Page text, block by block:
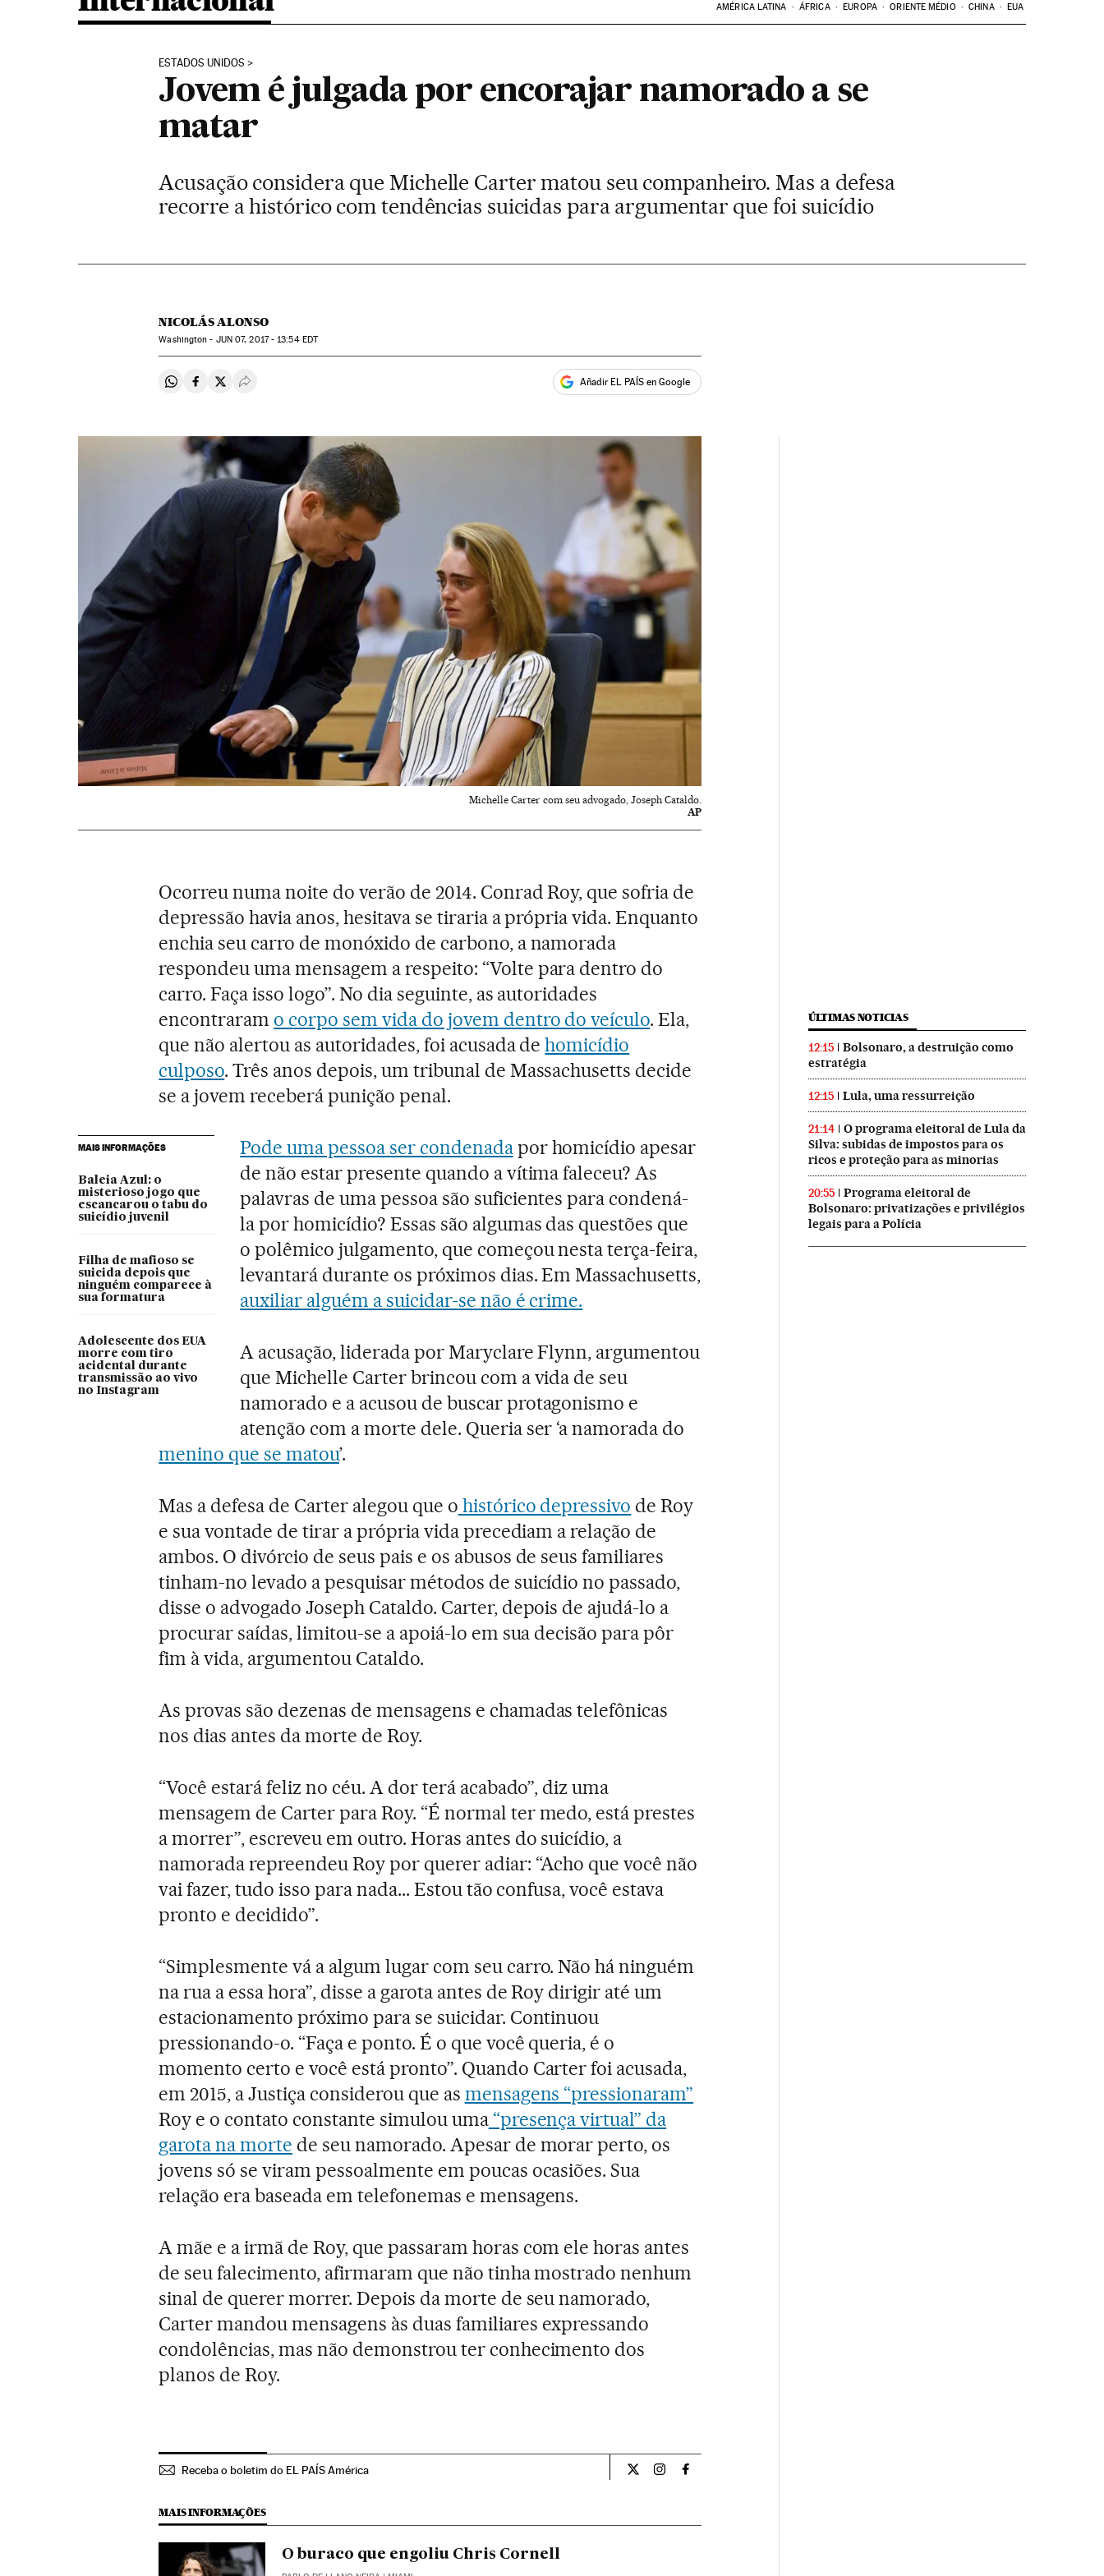
AMÉRICA LATINA ÁFRICA EUROPA ORIENTE MÉDIO CHINA EUA
ESTADOS UNIDOS
Jovem é julgada por encorajar namorado a se
matar
Acusação considera que Michelle Carter matou seu companheiro. Mas a defesa
recorre a histórico com tendências suicidas para argumentar que foi suicídio
NICOLÁS ALONSO
Washington - JUN07, 2017 - 13:54EDT
Compartir en Whatsapp
Compartir en Facebook
Compartir en Twitter
Desplegar Redes Sociales Añadir EL PAÍS en Google
Michelle Carter com seu advogado, Joseph Cataldo.
AP
Ocorreu numa noite do verão de 2014. Conrad Roy, que sofria de
depressão havia anos, hesitava se tiraria a própria vida. Enquanto
enchia seu carro de monóxido de carbono, a namorada
respondeu uma mensagem a respeito: “Volte para dentro do
carro. Faça isso logo”. No dia seguinte, as autoridades
encontraram o corpo sem vida do jovem dentro do veículo. Ela,
que não alertou as autoridades, foi acusada dehomicídio
culposo. Três anos depois, um tribunal de Massachusetts decide
se a jovem receberá punição penal.
MAIS INFORMAÇÕES
Baleia Azul: o
misterioso jogo que
escancarou o tabu do
suicídio juvenil
Filha de mafioso se
suicida depois que
ninguém comparece à
sua formatura
Adolescente dos EUA
morre com tiro
acidental durante
transmissão ao vivo
no Instagram
Pode uma pessoa ser condenadapor homicídio apesar
de não estar presente quando a vítima faleceu? As
palavras de uma pessoa são suficientes para condená-
la por homicídio? Essas são algumas das questões que
o polêmico julgamento, que começou nesta terça-feira,
levantará durante os próximos dias. Em Massachusetts,
auxiliar alguém a suicidar-se não é crime.
A acusação, liderada por Maryclare Flynn, argumentou
que Michelle Carter brincou com a vida de seu
namorado e a acusou de buscar protagonismo e
atenção com a morte dele. Queria ser ‘a namorada do
menino que se matou’.
Mas a defesa de Carter alegou que o histórico depressivo de Roy
e sua vontade de tirar a própria vida precediam a relação de
ambos. O divórcio de seus pais e os abusos de seus familiares
tinham-no levado a pesquisar métodos de suicídio no passado,
disse o advogado Joseph Cataldo. Carter, depois de ajudá-lo a
procurar saídas, limitou-se a apoiá-lo em sua decisão para pôr
fim à vida, argumentou Cataldo.
As provas são dezenas de mensagens e chamadas telefônicas
nos dias antes da morte de Roy.
“Você estará feliz no céu. A dor terá acabado”, diz uma
mensagem de Carter para Roy. “É normal ter medo, está prestes
a morrer”, escreveu em outro. Horas antes do suicídio, a
namorada repreendeu Roy por querer adiar: “Acho que você não
vai fazer, tudo isso para nada... Estou tão confusa, você estava
pronto e decidido”.
“Simplesmente vá a algum lugar com seu carro. Não há ninguém
na rua a essa hora”, disse a garota antes de Roy dirigir até um
estacionamento próximo para se suicidar. Continuou
pressionando-o. “Faça e ponto. É o que você queria, é o
momento certo e você está pronto”. Quando Carter foi acusada,
em 2015, a Justiça considerou que as mensagens “pressionaram”
Roy e o contato constante simulou uma“presença virtual” da
garota na morte de seu namorado. Apesar de morar perto, os
jovens só se viram pessoalmente em poucas ocasiões. Sua
relação era baseada em telefonemas e mensagens.
A mãe e a irmã de Roy, que passaram horas com ele horas antes
de seu falecimento, afirmaram que não tinha mostrado nenhum
sinal de querer morrer. Depois da morte de seu namorado,
Carter mandou mensagens às duas familiares expressando
condolências, mas não demonstrou ter conhecimento dos
planos de Roy.
Receba o boletim do EL PAÍS América Internacional El País Brasil en Twitter
Internacional El País Brasil en Instagram
Internacional El País Brasil en Facebook
MAIS INFORMAÇÕES
O buraco que engoliu Chris Cornell
ÚLTIMAS NOTICIAS
12:15
Bolsonaro, a destruição como
estratégia
12:15 Lula, uma ressurreição
21:14
O programa eleitoral de Lula da
Silva: subidas de impostos para os
ricos e proteção para as minorias
20:55
Programa eleitoral de
Bolsonaro: privatizações e privilégios
legais para a Polícia